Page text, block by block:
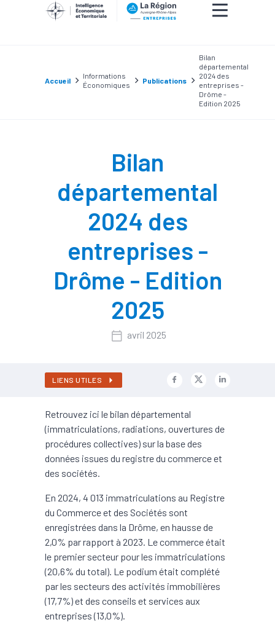
Accueil
Informations
Économiques
Publications
Bilan
départemental
2024 des
entreprises -
Drôme -
Edition 2025
Bilan
départemental
2024 des
entreprises -
Drôme - Edition
2025
avril 2025
LIENS UTILES
Retrouvez ici le bilan départemental
(immatriculations, radiations, ouvertures de
procédures collectives) sur la base des
données issues du registre du commerce et
des sociétés.
En 2024, 4 013 immatriculations au Registre
du Commerce et des Sociétés sont
enregistrées dans la Drôme, en hausse de
2,0% par rapport à 2023. Le commerce était
le premier secteur pour les immatriculations
(20,6% du total). Le podium était complété
par les secteurs des activités immobilières
(17,7%) et des conseils et services aux
entreprises (13,0%).